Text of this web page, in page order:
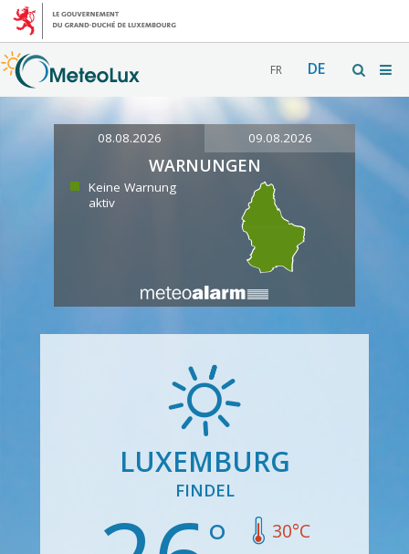
FR DE
08.08.2026 09.08.2026
WARNUNGEN
Keine Warnung
aktiv
LUXEMBURG
FINDEL
30°C